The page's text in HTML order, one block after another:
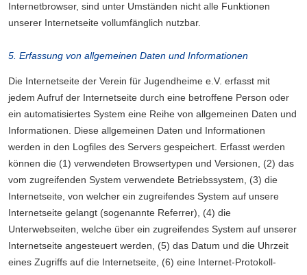
Internetbrowser, sind unter Umständen nicht alle Funktionen
unserer Internetseite vollumfänglich nutzbar.
5. Erfassung von allgemeinen Daten und Informationen
Die Internetseite der Verein für Jugendheime e.V. erfasst mit
jedem Aufruf der Internetseite durch eine betroffene Person oder
ein automatisiertes System eine Reihe von allgemeinen Daten und
Informationen. Diese allgemeinen Daten und Informationen
werden in den Logfiles des Servers gespeichert. Erfasst werden
können die (1) verwendeten Browsertypen und Versionen, (2) das
vom zugreifenden System verwendete Betriebssystem, (3) die
Internetseite, von welcher ein zugreifendes System auf unsere
Internetseite gelangt (sogenannte Referrer), (4) die
Unterwebseiten, welche über ein zugreifendes System auf unserer
Internetseite angesteuert werden, (5) das Datum und die Uhrzeit
eines Zugriffs auf die Internetseite, (6) eine Internet-Protokoll-